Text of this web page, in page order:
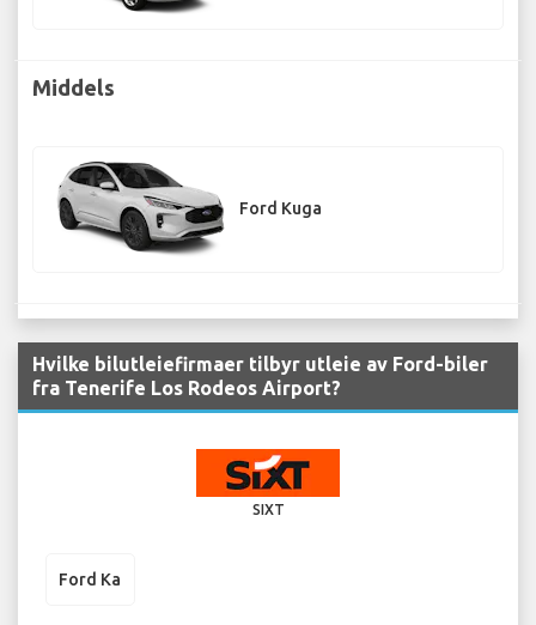
Middels
Ford Kuga
Hvilke bilutleiefirmaer tilbyr utleie av Ford-biler
fra Tenerife Los Rodeos Airport?
SIXT
Ford Ka